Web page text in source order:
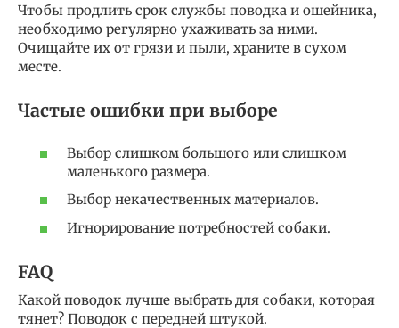
Чтобы продлить срок службы поводка и ошейника,
необходимо регулярно ухаживать за ними.
Очищайте их от грязи и пыли, храните в сухом
месте.
Частые ошибки при выборе
Выбор слишком большого или слишком
маленького размера.
Выбор некачественных материалов.
Игнорирование потребностей собаки.
FAQ
Какой поводок лучше выбрать для собаки, которая
тянет? Поводок с передней штукой.